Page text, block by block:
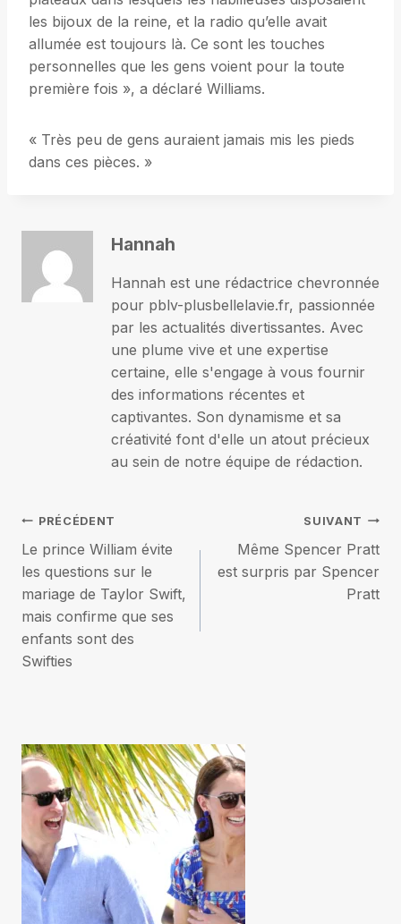
les bijoux de la reine, et la radio qu’elle avait
allumée est toujours là. Ce sont les touches
personnelles que les gens voient pour la toute
première fois », a déclaré Williams.
« Très peu de gens auraient jamais mis les pieds
dans ces pièces. »
Hannah
Hannah est une rédactrice chevronnée
pour pblv-plusbellelavie.fr, passionnée
par les actualités divertissantes. Avec
une plume vive et une expertise
certaine, elle s'engage à vous fournir
des informations récentes et
captivantes. Son dynamisme et sa
créativité font d'elle un atout précieux
au sein de notre équipe de rédaction.
Navigation
de
l’article
PRÉCÉDENT
Le prince William évite
les questions sur le
mariage de Taylor Swift,
mais confirme que ses
enfants sont des
Swifties
SUIVANT
Même Spencer Pratt
est surpris par Spencer
Pratt